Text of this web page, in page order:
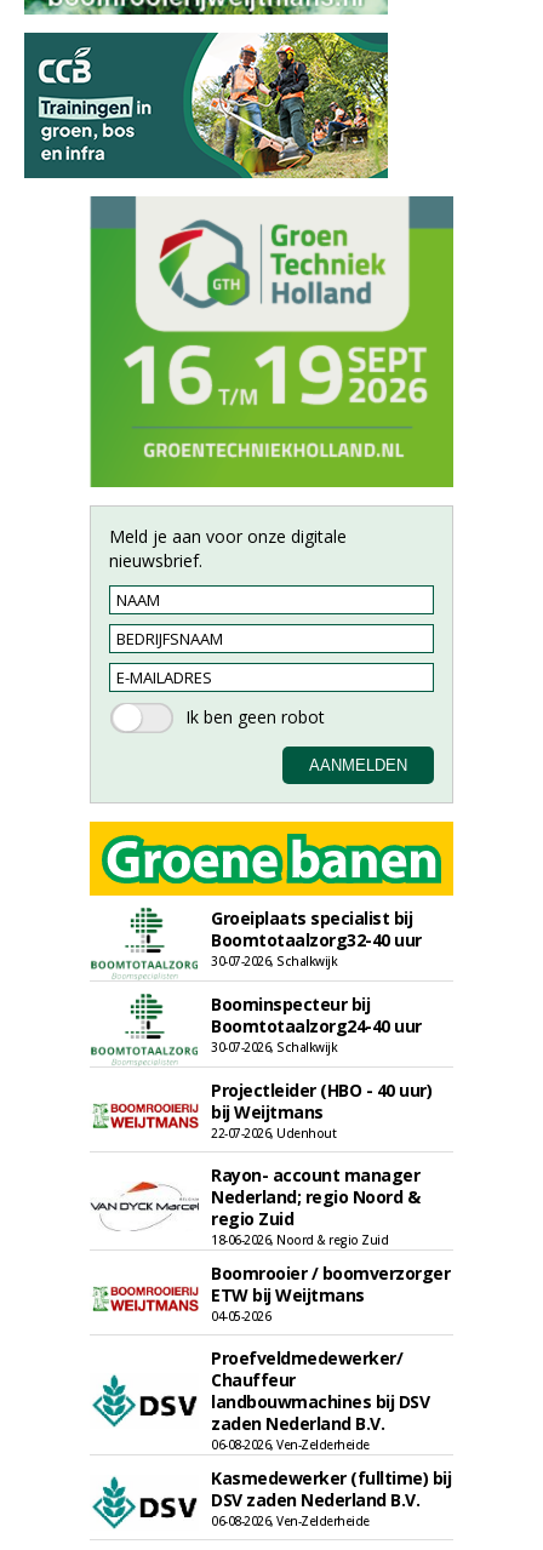
Meld je aan voor onze digitale
nieuwsbrief.
Groeiplaats specialist bij
Boomtotaalzorg32-40 uur
30-07-2026, Schalkwijk
Boominspecteur bij
Boomtotaalzorg24-40 uur
30-07-2026, Schalkwijk
Projectleider (HBO - 40 uur)
bij Weijtmans
22-07-2026, Udenhout
Rayon- account manager
Nederland; regio Noord &
regio Zuid
18-06-2026, Noord & regio Zuid
Boomrooier / boomverzorger
ETW bij Weijtmans
04-05-2026
Proefveldmedewerker/
Chauffeur
landbouwmachines bij DSV
zaden Nederland B.V.
06-08-2026, Ven-Zelderheide
Kasmedewerker (fulltime) bij
DSV zaden Nederland B.V.
06-08-2026, Ven-Zelderheide